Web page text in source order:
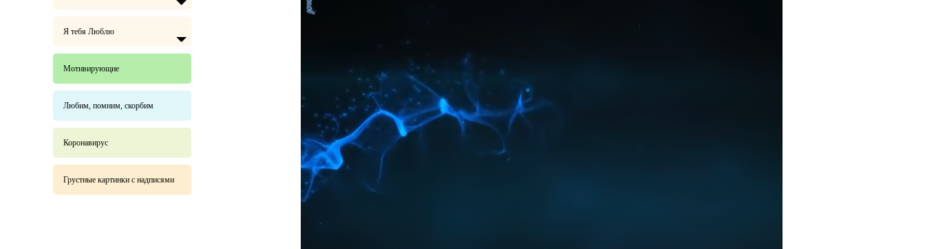
Я тебя Люблю
Мотивирующие
Любим, помним, скорбим
Коронавирус
Грустные картинки с надписями